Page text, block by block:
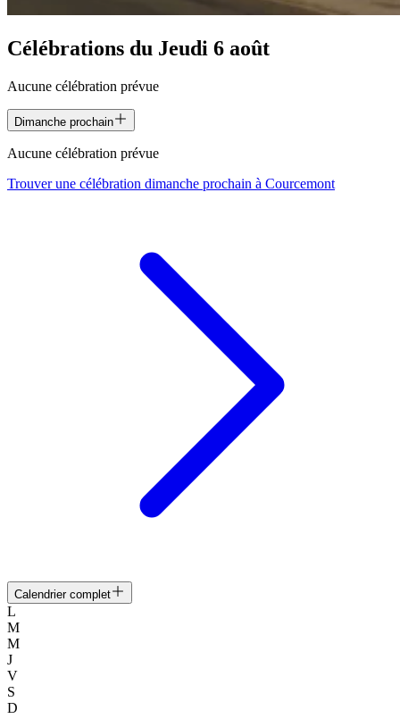
Célébrations du Jeudi 6 août
Aucune célébration prévue
Dimanche prochain
Aucune célébration prévue
Trouver une célébration dimanche prochain à Courcemont
Calendrier complet
L
M
M
J
V
S
D